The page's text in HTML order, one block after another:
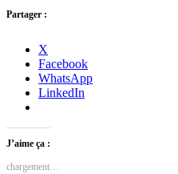
Partager :
X
Facebook
WhatsApp
LinkedIn
J’aime ça :
chargement…